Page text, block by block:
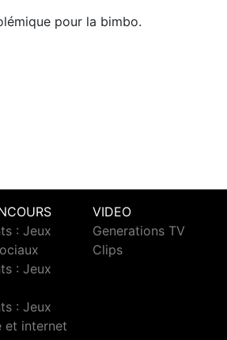
pour la bimbo.
: Jeux
: Jeux
: Jeux
et internet
VIDEO
Generations TV
Clips